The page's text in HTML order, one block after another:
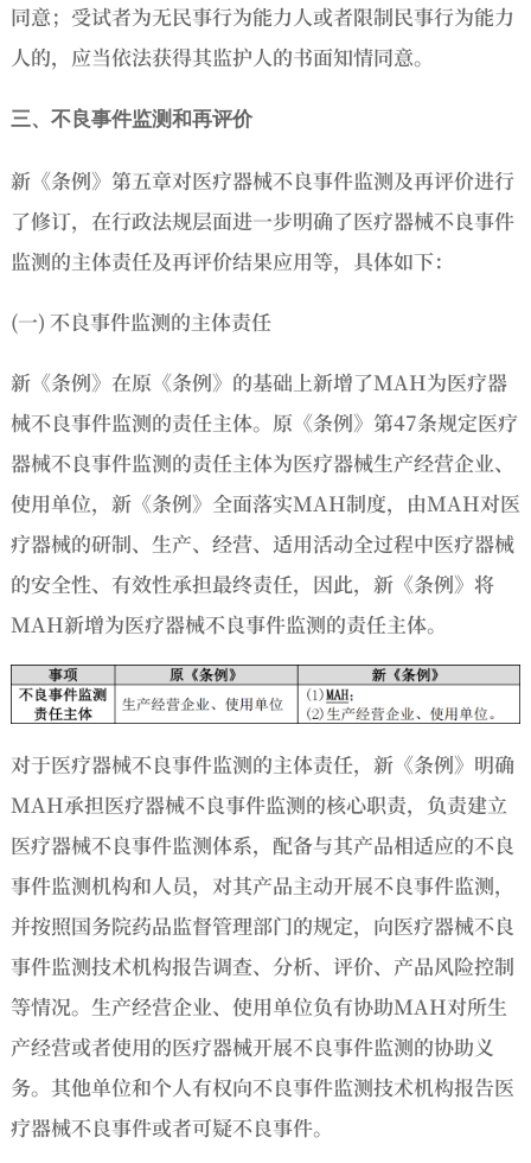
同意；受试者为无民事行为能力人或者限制民事行为能力
人的，应当依法获得其监护人的书面知情同意。
三、 不良事件监测和再评价
新《条例》第五章对医疗器械不良事件监测及再评价进行
了修订，在行政法规层面进一步明确了医疗器械不良事件
监测的主体责任及再评价结果应用等，具体如下：
(一) 不良事件监测的主体责任
新《条例》在原《条例》的基础上新增了MAH为医疗器
械不良事件监测的责任主体。原《条例》第47条规定医疗
器械不良事件监测的责任主体为医疗器械生产经营企业、
使用单位，新《条例》全面落实MAH制度，由MAH对医
疗器械的研制、生产、经营、适用活动全过程中医疗器械
的安全性、有效性承担最终责任，因此，新《条例》将
MAH新增为医疗器械不良事件监测的责任主体。
对于医疗器械不良事件监测的主体责任，新《条例》明确
MAH承担医疗器械不良事件监测的核心职责，负责建立
医疗器械不良事件监测体系，配备与其产品相适应的不良
事件监测机构和人员，对其产品主动开展不良事件监测，
并按照国务院药品监督管理部门的规定，向医疗器械不良
事件监测技术机构报告调查、分析、评价、产品风险控制
等情况。生产经营企业、使用单位负有协助MAH对所生
产经营或者使用的医疗器械开展不良事件监测的协助义
务。其他单位和个人有权向不良事件监测技术机构报告医
疗器械不良事件或者可疑不良事件。